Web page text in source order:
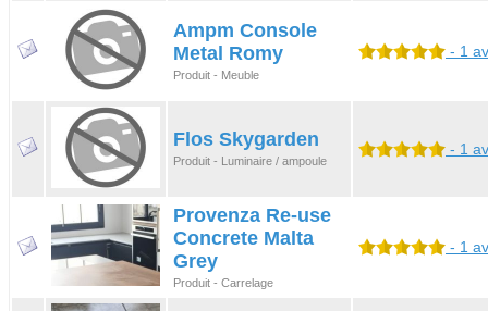
Ampm Console
Metal Romy
Produit - Meuble
- 1
Flos Skygarden
Produit - Luminaire / ampoule
- 1
Provenza Re-use
Concrete Malta
Grey
Produit - Carrelage
- 1